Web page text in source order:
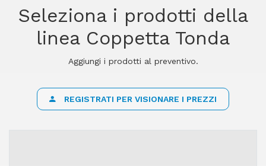
Seleziona i prodotti della
linea Coppetta Tonda
Aggiungi i prodotti al preventivo.
REGISTRATI PER VISIONARE I PREZZI